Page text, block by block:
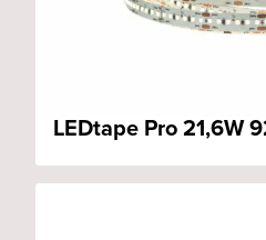
LEDtape Pro 21,6W